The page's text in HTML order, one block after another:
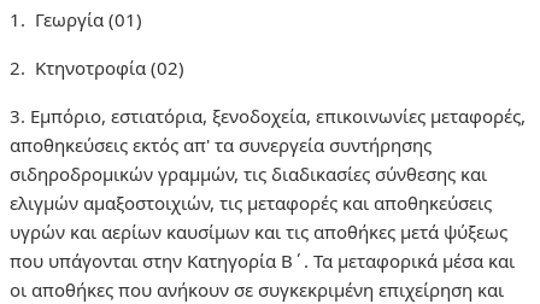
1. Γεωργία (01)
2. Κτηνοτροφία (02)
3. Εμπόριο, εστιατόρια, ξενοδοχεία, επικοινωνίες μεταφορές,
αποθηκεύσεις εκτός απ' τα συνεργεία συντήρησης
σιδηροδρομικών γραμμών, τις διαδικασίες σύνθεσης και
ελιγμών αμαξοστοιχιών, τις μεταφορές και αποθηκεύσεις
υγρών και αερίων καυσίμων και τις αποθήκες μετά ψύξεως
που υπάγονται στην Κατηγορία Β΄. Τα μεταφορικά μέσα και
οι αποθήκες που ανήκουν σε συγκεκριμένη επιχείρηση και